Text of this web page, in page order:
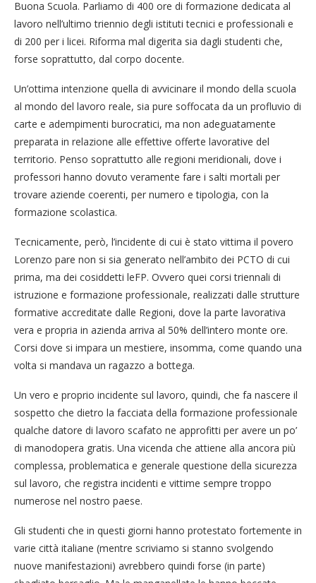
Buona Scuola. Parliamo di 400 ore di formazione dedicata al
lavoro nell’ultimo triennio degli istituti tecnici e professionali e
di 200 per i licei. Riforma mal digerita sia dagli studenti che,
forse soprattutto, dal corpo docente.
Un’ottima intenzione quella di avvicinare il mondo della scuola
al mondo del lavoro reale, sia pure soffocata da un profluvio di
carte e adempimenti burocratici, ma non adeguatamente
preparata in relazione alle effettive offerte lavorative del
territorio. Penso soprattutto alle regioni meridionali, dove i
professori hanno dovuto veramente fare i salti mortali per
trovare aziende coerenti, per numero e tipologia, con la
formazione scolastica.
Tecnicamente, però, l’incidente di cui è stato vittima il povero
Lorenzo pare non si sia generato nell’ambito dei PCTO di cui
prima, ma dei cosiddetti leFP. Ovvero quei corsi triennali di
istruzione e formazione professionale, realizzati dalle strutture
formative accreditate dalle Regioni, dove la parte lavorativa
vera e propria in azienda arriva al 50% dell’intero monte ore.
Corsi dove si impara un mestiere, insomma, come quando una
volta si mandava un ragazzo a bottega.
Un vero e proprio incidente sul lavoro, quindi, che fa nascere il
sospetto che dietro la facciata della formazione professionale
qualche datore di lavoro scafato ne approfitti per avere un po’
di manodopera gratis. Una vicenda che attiene alla ancora più
complessa, problematica e generale questione della sicurezza
sul lavoro, che registra incidenti e vittime sempre troppo
numerose nel nostro paese.
Gli studenti che in questi giorni hanno protestato fortemente in
varie città italiane (mentre scriviamo si stanno svolgendo
nuove manifestazioni) avrebbero quindi forse (in parte)